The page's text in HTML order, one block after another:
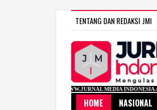
TENTANG DAN REDAKSI JMI
WWW.JURNAL MEDIA INDONESIA.COM
HOME NASIONAL